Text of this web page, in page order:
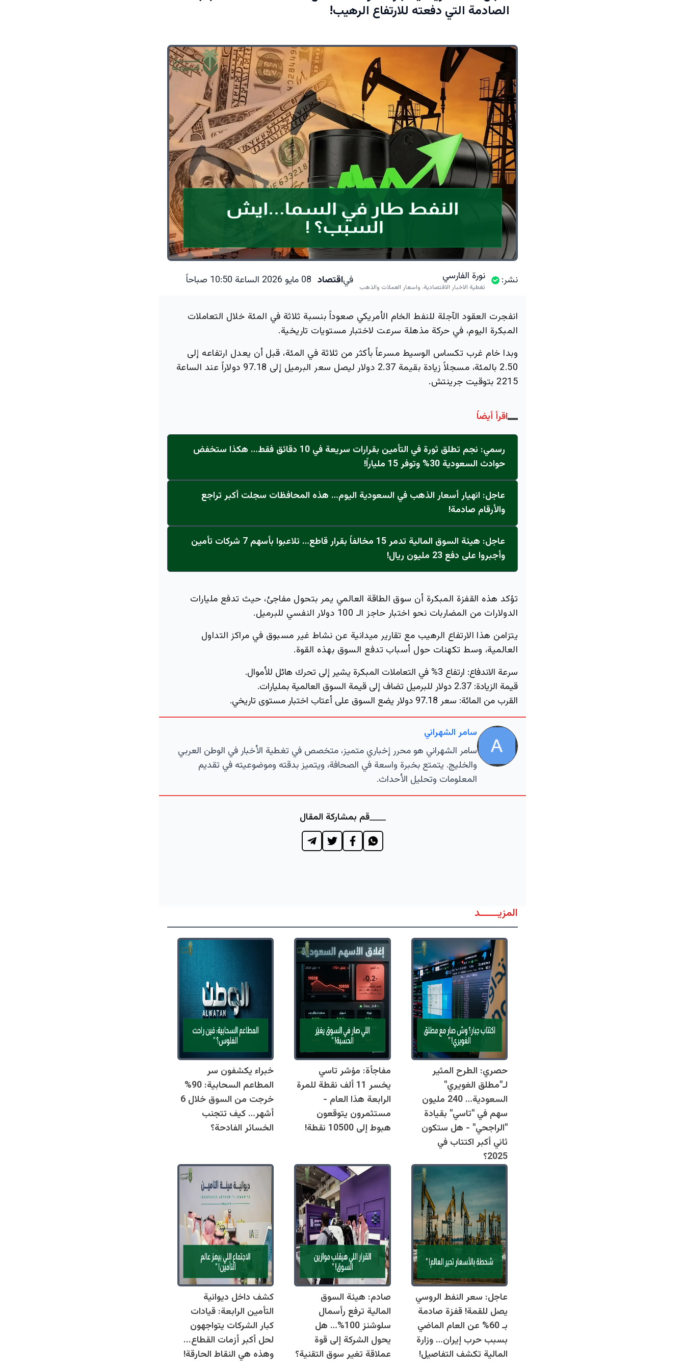
الصادمة التي دفعته للارتفاع الرهيب!
نشر: نورة الفارسي
تغطية الاخبار الاقتصادية، واسعار العملات والذهب فياقتصاد 08 مايو 2026 الساعة 10:50 صباحاً
انفجرت العقود الآجلة للنفط الخام الأمريكي صعوداً بنسبة ثلاثة في المئة خلال التعاملات
المبكرة اليوم، في حركة مذهلة سرعت لاختبار مستويات تاريخية.
وبدا خام غرب تكساس الوسيط مسرعاً بأكثر من ثلاثة في المئة، قبل أن يعدل ارتفاعه إلى
2.50 بالمئة، مسجلاً زيادة بقيمة 2.37 دولار ليصل سعر البرميل إلى 97.18 دولاراً عند الساعة
2215 بتوقيت جرينتش.
اقرأ أيضاً
رسمي: نجم تطلق ثورة في التأمين بقرارات سريعة في 10 دقائق فقط… هكذا ستخفض
حوادث السعودية 30% وتوفر 15 ملياراً!
عاجل: انهيار أسعار الذهب في السعودية اليوم… هذه المحافظات سجلت أكبر تراجع
والأرقام صادمة!
عاجل: هيئة السوق المالية تدمر 15 مخالفاً بقرار قاطع… تلاعبوا بأسهم 7 شركات تأمين
وأجبروا على دفع 23 مليون ريال!
تؤكد هذه القفزة المبكرة أن سوق الطاقة العالمي يمر بتحول مفاجئ، حيث تدفع مليارات
الدولارات من المضاربات نحو اختبار حاجز الـ 100 دولار النفسي للبرميل.
يتزامن هذا الارتفاع الرهيب مع تقارير ميدانية عن نشاط غير مسبوق في مراكز التداول
العالمية، وسط تكهنات حول أسباب تدفع السوق بهذه القوة.
سرعة الاندفاع: ارتفاع 3% في التعاملات المبكرة يشير إلى تحرك هائل للأموال.
قيمة الزيادة:
القرب من المائة: سعر 97.18 دولار يضع السوق على أعتاب اختبار مستوى تاريخي.
سامر الشهراني
سامر الشهراني هو محرر إخباري متميز، متخصص في تغطية الأخبار في الوطن العربي
والخليج. يتمتع بخبرة واسعة في الصحافة، ويتميز بدقته وموضوعيته في تقديم
المعلومات وتحليل الأحداث.
قم بمشاركة المقال
المزيــــــد
حصري: الطرح المثير
لـ"مطلق الغويري"
السعودية… 240 مليون
سهم في "تاسي" بقيادة
"الراجحي" - هل ستكون
ثاني أكبر اكتتاب في
2025؟
مفاجأة: مؤشر تاسي
يخسر 11 ألف نقطة للمرة
الرابعة هذا العام -
مستثمرون يتوقعون
هبوط إلى 10500 نقطة!
خبراء يكشفون سر
المطاعم السحابية: 90%
خرجت من السوق خلال 6
أشهر… كيف تتجنب
الخسائر الفادحة؟
عاجل: سعر النفط الروسي
يصل للقمة! قفزة صادمة
بـ 60% عن العام الماضي
بسبب حرب إيران… وزارة
المالية تكشف التفاصيل!
صادم: هيئة السوق
المالية ترفع رأسمال
سلوشنز 100%… هل
يحول الشركة إلى قوة
عملاقة تغير سوق التقنية؟
كشف داخل ديوانية
التأمين الرابعة: قيادات
كبار الشركات يتواجهون
لحل أكبر أزمات القطاع...
وهذه هي النقاط الحارقة!